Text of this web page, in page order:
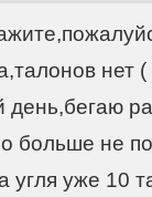
нет
день,бегаю
больше не
угля уже 10